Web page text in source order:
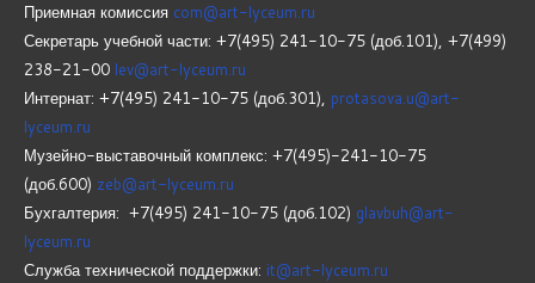
Приемная комиссия com@art-lyceum.ru
Секретарь учебной части: +7(495) 241-10-75 (доб.101), +7(499)
238-21-00 lev@art-lyceum.ru
Интернат: +7(495) 241-10-75 (доб.301), protasova.u@art-
lyceum.ru
Музейно-выставочный комплекс: +7(495)-241-10-75
(доб.600) zeb@art-lyceum.ru
Бухгалтерия: +7(495) 241-10-75 (доб.102) glavbuh@art-
lyceum.ru
Служба технической поддержки: it@art-lyceum.ru